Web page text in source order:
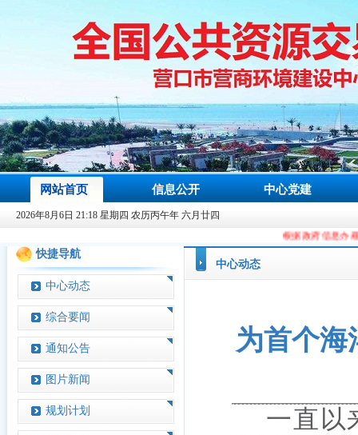
网站首页 信息公开 中心党建
2026年8月6日 21:18 星期四 农历丙午年 六月廿四
根据政府信息办规划要求
快捷导航
中心动态
综合要闻
通知公告
图片新闻
规划计划
中心动态
为首个海
一直以